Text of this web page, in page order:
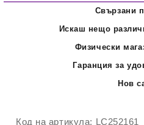
Свързани
Искаш нещо
Физически
Гаранция за
Нов
Код на артикула: LC252161